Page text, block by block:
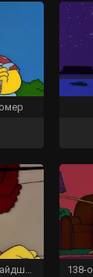
Последний выход Сайдшоу Боба